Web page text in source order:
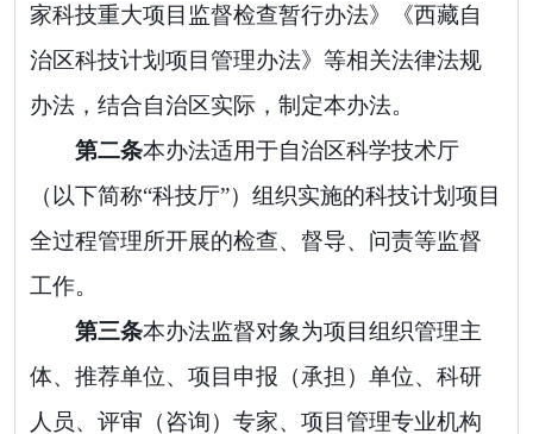
家科技重大项目监督检查暂行办法》《西藏自
治区科技计划项目管理办法》 等相关法律法规
办法，结合自治区实际，制定本办法。
第二条本办法适用于自治区科学技术厅
（以下简称“科技厅”）组织实施的科技计划项目
全过程管理所开展的检查、督导、问责等监督
工作。
第三条本办法监督对象为项目组织管理主
体、推荐单位、项目申报（承担）单位、科研
人员、评审（咨询）专家、项目管理专业机构